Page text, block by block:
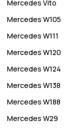
Mercedes Vito
Mercedes W105
Mercedes W111
Mercedes W120
Mercedes W124
Mercedes W138
Mercedes W188
Mercedes W29